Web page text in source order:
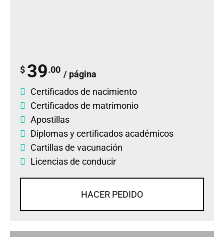
$ 39.00 / página
Certificados de nacimiento
Certificados de matrimonio
Apostillas
Diplomasycertificados académicos
Cartillas de vacunación
Licencias de conducir
HACER PEDIDO